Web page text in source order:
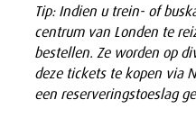
Tip: Indien u trein- of
centrum van Londen te
bestellen. Ze worden op
deze tickets te kopen via
een reserveringstoeslag